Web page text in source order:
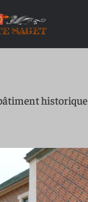
historique